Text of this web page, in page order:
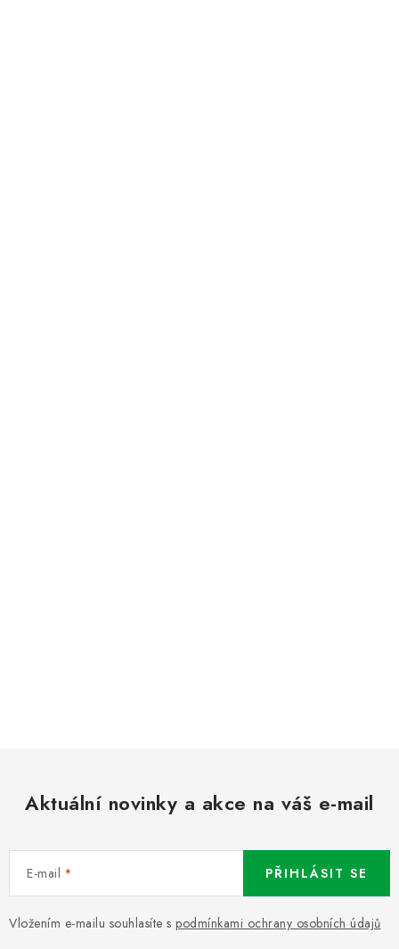
Aktuální novinky a akce na váš e-mail
E-mail
Vložením e-mailu souhlasíte s podmínkami ochrany osobních údajů
PŘIHLÁSIT SE